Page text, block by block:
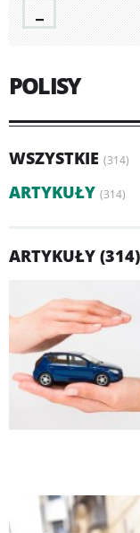
POLISY
WSZYSTKIE (314)
ARTYKUŁY (314)
ARTYKUŁY (314)